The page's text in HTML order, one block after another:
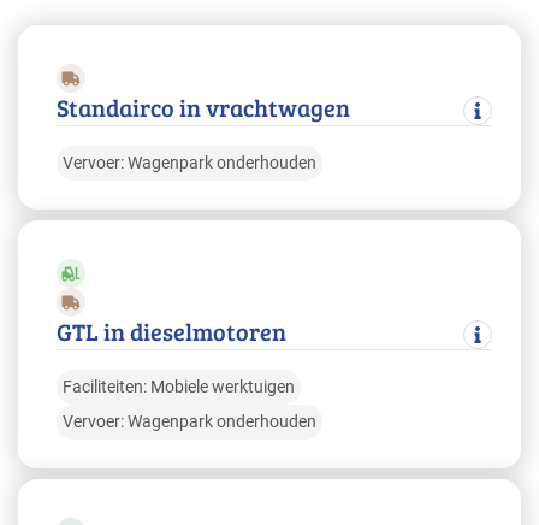
Standairco in vrachtwagen
Vervoer: Wagenpark onderhouden
GTL in dieselmotoren
Faciliteiten: Mobiele werktuigen
Vervoer: Wagenpark onderhouden